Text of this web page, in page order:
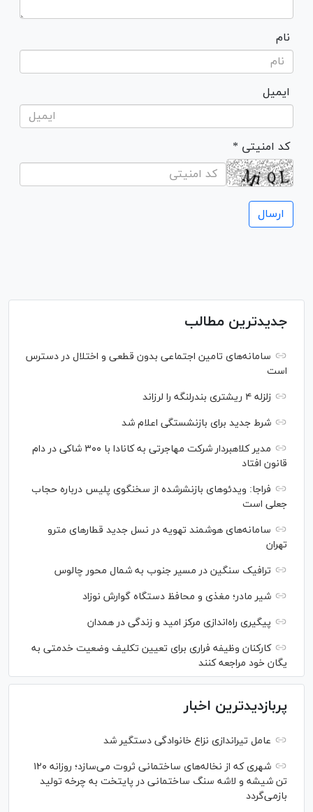
نام
ایمیل
* کد امنیتی
جدیدترین مطالب
سامانه‌های تامین اجتماعی بدون قطعی و اختلال در دسترس
است
زلزله ۴ ریشتری بندرلنگه را لرزاند
شرط جدید برای بازنشستگی اعلام شد
مدیر کلاهبردار شرکت مهاجرتی به کانادا با ۳۰۰ شاکی در دام
قانون افتاد
فراجا: ویدئو‌های بازنشرشده از سخنگوی پلیس درباره حجاب
جعلی است
سامانه‌های هوشمند تهویه در نسل جدید قطار‌های مترو
تهران
ترافیک سنگین در مسیر جنوب به شمال محور چالوس
شیر مادر؛ مغذی و محافظ دستگاه گوارش نوزاد
پیگیری راه‌اندازی مرکز امید و زندگی در همدان
کارکنان وظیفه فراری برای تعیین تکلیف وضعیت خدمتی به
یگان خود مراجعه کنند
پربازدیدترین اخبار
عامل تیراندازی نزاع خانوادگی دستگیر شد
شهری که از نخاله‌های ساختمانی ثروت می‌سازد؛ روزانه ۱۲۰
تن شیشه و لاشه سنگ ساختمانی در پایتخت به چرخه تولید
بازمی‌گردد